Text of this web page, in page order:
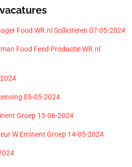
Food WR.nl Solliciteren 07-05-2024
Food Feed Productie WR.nl
05-05-2024
Groep 13-06-2024
W Eminent Groep 14-05-2024